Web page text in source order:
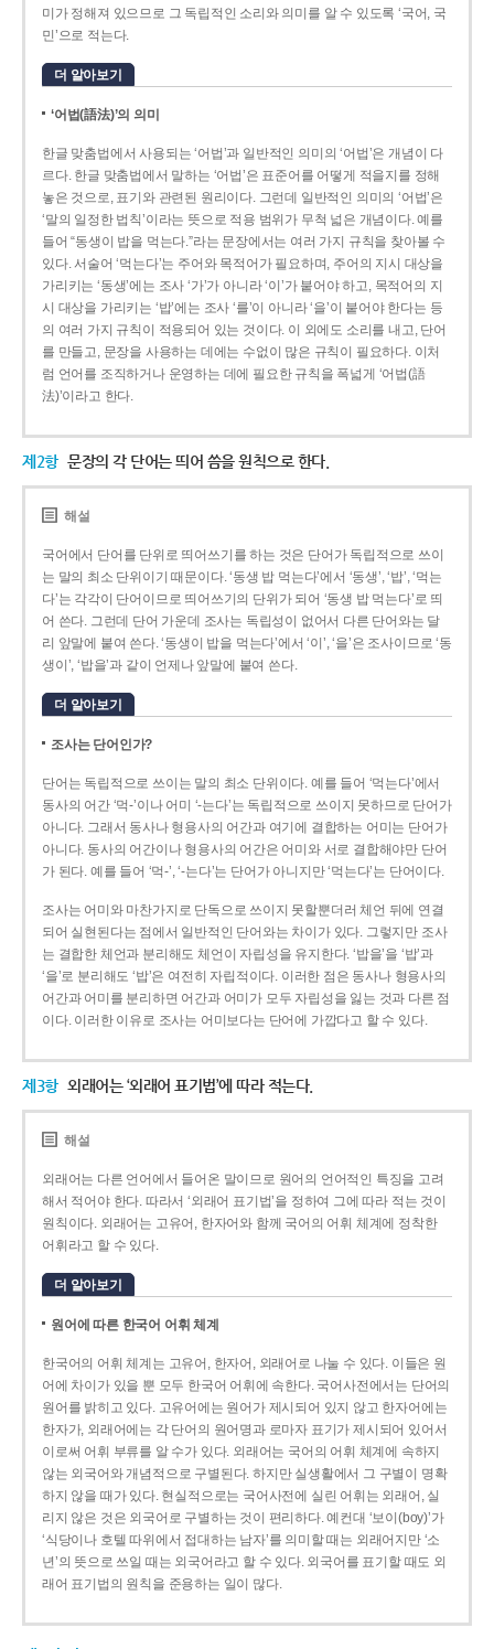
미가 정해져 있으므로 그 독립적인 소리와 의미를 알 수 있도록 ‘국어, 국
민’으로 적는다.
더 알아보기
‘어법(語法)’의 의미
한글 맞춤법에서 사용되는 ‘어법’과 일반적인 의미의 ‘어법’은 개념이 다
르다. 한글 맞춤법에서 말하는 ‘어법’은 표준어를 어떻게 적을지를 정해
놓은 것으로, 표기와 관련된 원리이다. 그런데 일반적인 의미의 ‘어법’은
‘말의 일정한 법칙’이라는 뜻으로 적용 범위가 무척 넓은 개념이다. 예를
들어 “동생이 밥을 먹는다.”라는 문장에서는 여러 가지 규칙을 찾아볼 수
있다. 서술어 ‘먹는다’는 주어와 목적어가 필요하며, 주어의 지시 대상을
가리키는 ‘동생’에는 조사 ‘가’가 아니라 ‘이’가 붙어야 하고, 목적어의 지
시 대상을 가리키는 ‘밥’에는 조사 ‘를’이 아니라 ‘을’이 붙어야 한다는 등
의 여러 가지 규칙이 적용되어 있는 것이다. 이 외에도 소리를 내고, 단어
를 만들고, 문장을 사용하는 데에는 수없이 많은 규칙이 필요하다. 이처
럼 언어를 조직하거나 운영하는 데에 필요한 규칙을 폭넓게 ‘어법(語
法)’이라고 한다.
제2항 문장의 각 단어는 띄어 씀을 원칙으로 한다.
해설
국어에서 단어를 단위로 띄어쓰기를 하는 것은 단어가 독립적으로 쓰이
는 말의 최소 단위이기 때문이다. ‘동생 밥 먹는다’에서 ‘동생’, ‘밥’, ‘먹는
다’는 각각이 단어이므로 띄어쓰기의 단위가 되어 ‘동생 밥 먹는다’로 띄
어 쓴다. 그런데 단어 가운데 조사는 독립성이 없어서 다른 단어와는 달
리 앞말에 붙여 쓴다. ‘동생이 밥을 먹는다’에서 ‘이’, ‘을’은 조사이므로 ‘동
생이’, ‘밥을’과 같이 언제나 앞말에 붙여 쓴다.
더 알아보기
조사는 단어인가?
단어는 독립적으로 쓰이는 말의 최소 단위이다. 예를 들어 ‘먹는다’에서
동사의 어간 ‘먹-­’이나 어미 ‘­-는다’는 독립적으로 쓰이지 못하므로 단어가
아니다. 그래서 동사나 형용사의 어간과 여기에 결합하는 어미는 단어가
아니다. 동사의 어간이나 형용사의 어간은 어미와 서로 결합해야만 단어
가 된다. 예를 들어 ‘먹-’, ‘-는다’는 단어가 아니지만 ‘먹는다’는 단어이다.
조사는 어미와 마찬가지로 단독으로 쓰이지 못할뿐더러 체언 뒤에 연결
되어 실현된다는 점에서 일반적인 단어와는 차이가 있다. 그렇지만 조사
는 결합한 체언과 분리해도 체언이 자립성을 유지한다. ‘밥을’을 ‘밥’과
‘을’로 분리해도 ‘밥’은 여전히 자립적이다. 이러한 점은 동사나 형용사의
어간과 어미를 분리하면 어간과 어미가 모두 자립성을 잃는 것과 다른 점
이다. 이러한 이유로 조사는 어미보다는 단어에 가깝다고 할 수 있다.
제3항 외래어는 ‘외래어 표기법’에 따라 적는다.
해설
외래어는 다른 언어에서 들어온 말이므로 원어의 언어적인 특징을 고려
해서 적어야 한다. 따라서 ‘외래어 표기법’을 정하여 그에 따라 적는 것이
원칙이다. 외래어는 고유어, 한자어와 함께 국어의 어휘 체계에 정착한
어휘라고 할 수 있다.
더 알아보기
원어에 따른 한국어 어휘 체계
한국어의 어휘 체계는 고유어, 한자어, 외래어로 나눌 수 있다. 이들은 원
어에 차이가 있을 뿐 모두 한국어 어휘에 속한다. 국어사전에서는 단어의
원어를 밝히고 있다. 고유어에는 원어가 제시되어 있지 않고 한자어에는
한자가, 외래어에는 각 단어의 원어명과 로마자 표기가 제시되어 있어서
이로써 어휘 부류를 알 수가 있다. 외래어는 국어의 어휘 체계에 속하지
않는 외국어와 개념적으로 구별된다. 하지만 실생활에서 그 구별이 명확
하지 않을 때가 있다. 현실적으로는 국어사전에 실린 어휘는 외래어, 실
리지 않은 것은 외국어로 구별하는 것이 편리하다. 예컨대 ‘보이(boy)’가
‘식당이나 호텔 따위에서 접대하는 남자’를 의미할 때는 외래어지만 ‘소
년’의 뜻으로 쓰일 때는 외국어라고 할 수 있다. 외국어를 표기할 때도 외
래어 표기법의 원칙을 준용하는 일이 많다.